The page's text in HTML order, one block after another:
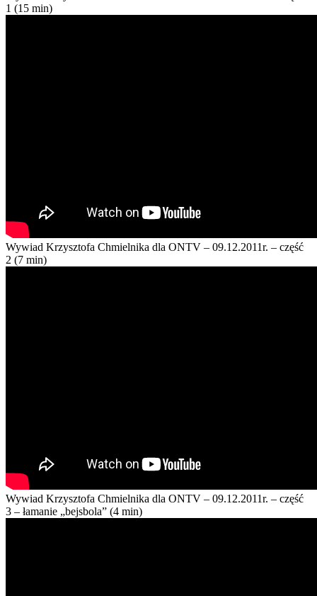
1 (15 min)
Wywiad Krzysztofa Chmielnika dla ONTV – 09.12.2011r. – część
2 (7 min)
Wywiad Krzysztofa Chmielnika dla ONTV – 09.12.2011r. – część
3 – łamanie „bejsbola” (4 min)